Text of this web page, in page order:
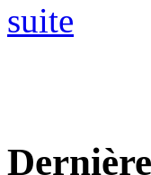
suite